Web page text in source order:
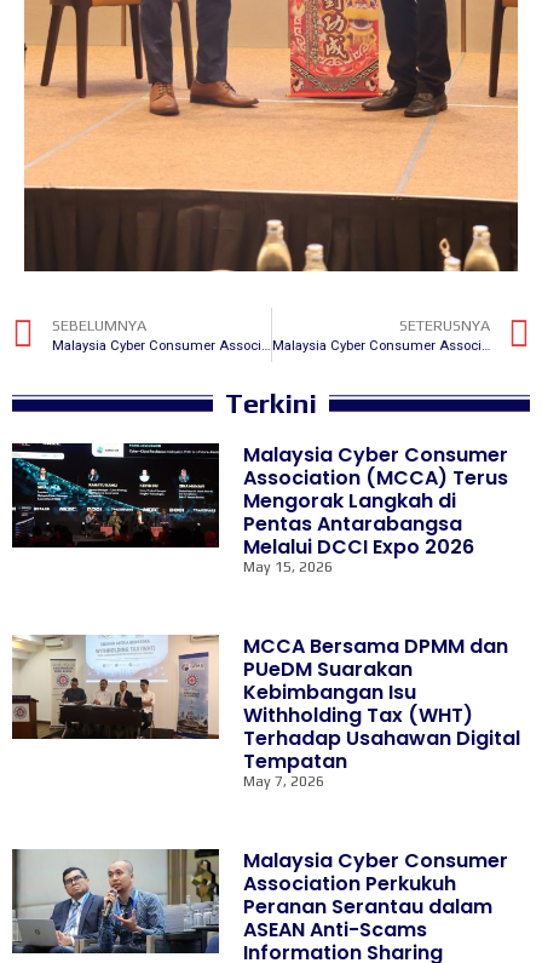
SEBELUMNYA
Malaysia Cyber Consumer Association Menjayakan AI x Kindness 2026 Campaign di SEGi University
SETERUSNYA
Malaysia Cyber Consumer Association Perkukuh Peranan Serantau dalam ASEAN Anti-Scams Information Sharing Dialogue 2026
Terkini
Malaysia Cyber Consumer
Association (MCCA) Terus
Mengorak Langkah di
Pentas Antarabangsa
Melalui DCCI Expo 2026
May 15, 2026
MCCA Bersama DPMM dan
PUeDM Suarakan
Kebimbangan Isu
Withholding Tax (WHT)
Terhadap Usahawan Digital
Tempatan
May 7, 2026
Malaysia Cyber Consumer
Association Perkukuh
Peranan Serantau dalam
ASEAN Anti-Scams
Information Sharing